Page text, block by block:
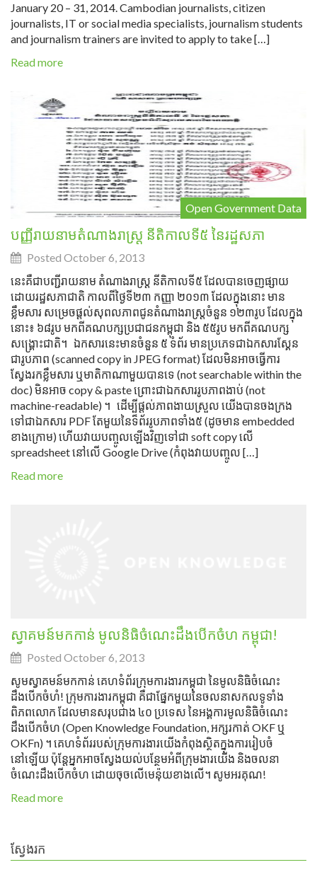
January 20 – 31, 2014. Cambodian journalists, citizen
journalists, IT or social media specialists, journalism students
and journalism trainers are invited to apply to take […]
Read more
Open Government Data
បញ្ញីរាយនាមតំណាងរាស្ត្រ នីតិកាលទី៥ នៃរដ្ឋសភា
Posted October 6, 2013
នេះគឺជាបញ្ជីរាយនាម តំណាងរាស្ត្រ នីតិកាលទី៥ ដែលបានចេញផ្សាយ
ដោយរដ្ឋសភាជាតិ កាលពីថ្ងៃទី២៣ កញ្ញា ២០១៣ ដែលក្នុងនោះ មាន
ខ្លឹមសារ សម្រេចផ្ដល់សុពលភាពជូនតំណាងរាស្ត្រចំនួន ១២៣រូប ដែលក្នុង
នោះ៖ ៦៨រូប មកពីគណបក្សប្រជាជនកម្ពុជា និង ៥៥រូប មកពីគណបក្ស
សង្គ្រោះជាតិ។ ឯកសារនេះមានចំនួន ៥ ទំព័រ មានប្រភេទជាឯកសារស្គែន
ជារូបភាព (scanned copy in JPEG format) ដែលមិនអាចធ្វើការ
ស្វែងរកខ្លឹមសារ ឬមាតិកាណាមួយបានទេ (not searchable within the
doc) មិនអាច copy & paste ព្រោះជាឯកសាររូបភាពងាប់ (not
machine-readable) ។ ដើម្បីផ្ដល់ភាពងាយស្រួល យើងបានចងក្រង
ទៅជាឯកសារ PDF តែមួយនៃទ៏ព័ររូបភាពទាំង៥ (ដូចមាន embedded
ខាងក្រោម) ហើយវាយបញ្ចូលឡើងវិញទៅជា soft copy លើ
spreadsheet នៅលើ Google Drive (កំពុងវាយបញ្ចូល […]
Read more
ស្វាគមន៍មកកាន់ មូលនិធិចំណេះដឹងបើកចំហ កម្ពុជា!
Posted October 6, 2013
សូមស្វាគមន៍មកកាន់ គេហទំព័រក្រុមការងារកម្ពុជា នៃមូលនិធិចំណេះ
ដឹងបើកចំហំ! ក្រុមការងារកម្ពុជា គឺជាផ្នែកមួយនៃចលនាសកលទូទាំង
ពិភពលោក ដែលមានសរុបជាង ៤០ ប្រទេស នៃអង្គការមូលនិធិចំណេះ
ដឹងបើកចំហ (Open Knowledge Foundation, អក្សរកាត់ OKF ឬ
OKFn) ។ គេហទំព័ររបស់ក្រុមការងារយើងកំពុងស្ថិតក្នុងការរៀបចំ
នៅឡើយ ប៉ុន្តែអ្នកអាចស្វែងយល់បន្ថែមអំពីក្រុមងារយើង និងចលនា
ចំណេះដឹងបើកចំហ ដោយចុចលើមេន៉ុយខាងលើ។ សូមអរគុណ!
Read more
ស្វែងរក